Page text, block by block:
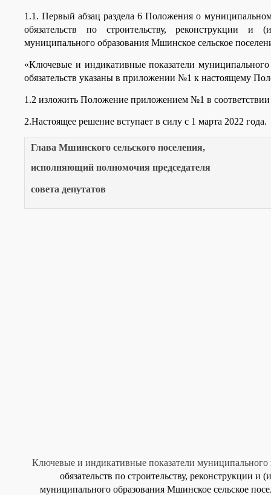
1.1. Первый абзац раздела 6 Положения о
обязательств по строительству, реконструкции
муниципального образования Мшинское сельское
«Ключевые и индикативные показатели
обязательств указаны в приложении №1 к настоящему
1.2 изложить Положение приложением №1 в
2.Настоящее решение вступает в силу с 1 марта 2022 года.
Глава Мшинского сельского поселения,
исполняющий полномочия председателя
совета депутатов
Ключевые и индикативные показатели муниципального
обязательств по строительству, реконструкции
муниципального образования Мшинское сельское